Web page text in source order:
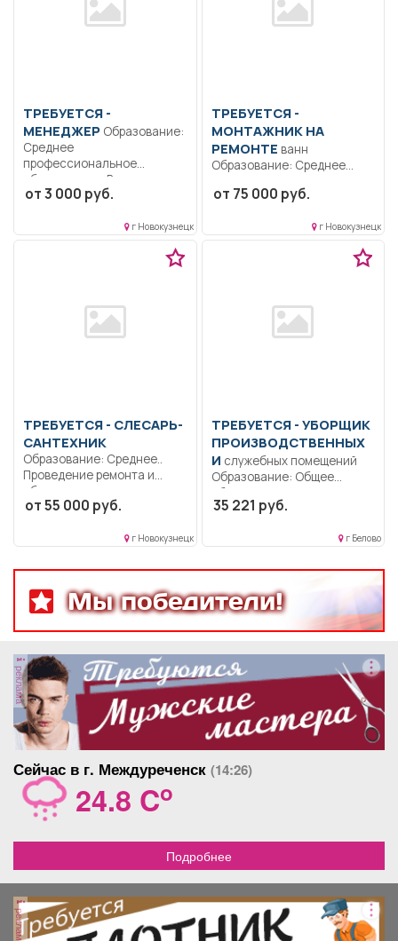
ТРЕБУЕТСЯ -
МЕНЕДЖЕР
Среднее
профессиональное
образование.. Выполнение
входящих и исходящих
от 3 000 руб.
г Новокузнецк
ТРЕБУЕТСЯ -
МОНТАЖНИК НА
РЕМОНТЕ ванн
Образование: Среднее
образование.. Выполнение
механомонтажных
процессов.....
от 75 000 руб.
г Новокузнецк
ТРЕБУЕТСЯ - СЛЕСАРЬ-
САНТЕХНИК
Образование: Среднее..
Проведение ремонта и
обслуживания санитарно-
технических систем
от 55 000 руб.
г Новокузнецк
ТРЕБУЕТСЯ - УБОРЩИК
ПРОИЗВОДСТВЕННЫХ
И служебных помещений
Образование: Общее
образование.. Выполнение
должностных
35 221 руб.
г Белово
Мы победители!
реклама
Сейчас в г. Междуреченск (14:26)
24.8 Co
Подробнее
реклама